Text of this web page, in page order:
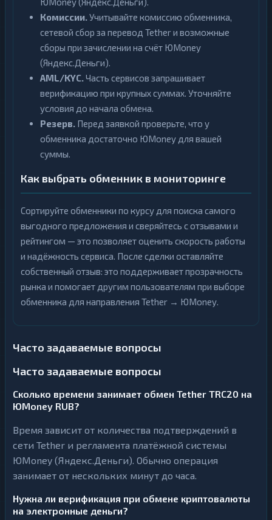
Комиссии.Учитывайте комиссию обменника,
сетевой сбор за перевод Tether и возможные
сборы при зачислении на счёт ЮMoney
(Яндекс.Деньги).
AML/KYC.Часть сервисов запрашивает
верификацию при крупных суммах. Уточняйте
условия до начала обмена.
Резерв. Перед заявкой проверьте, что у
обменника достаточно ЮMoney для вашей
суммы.
Как выбрать обменник в мониторинге
Сортируйте обменники по курсу для поиска самого
выгодного предложения и сверяйтесь с отзывами и
рейтингом — это позволяет оценить скорость работы
и надёжность сервиса. После сделки оставляйте
собственный отзыв: это поддерживает прозрачность
рынка и помогает другим пользователям при выборе
обменника для направления Tether → ЮMoney.
Часто задаваемые вопросы
Часто задаваемые вопросы
Сколько времени занимает обмен Tether TRC20 на
ЮMoney RUB?
Время зависит от количества подтверждений в
сети Tether и регламента платёжной системы
ЮMoney (Яндекс.Деньги). Обычно операция
занимает от нескольких минут до часа.
Нужна ли верификация при обмене криптовалюты
на электронные деньги?